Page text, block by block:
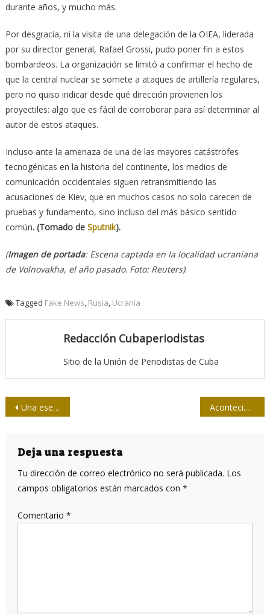
durante años, y mucho más.
Por desgracia, ni la visita de una delegación de la OIEA, liderada
por su director general, Rafael Grossi, pudo poner fin a estos
bombardeos. La organización se limitó a confirmar el hecho de
que la central nuclear se somete a ataques de artillería regulares,
pero no quiso indicar desde qué dirección provienen los
proyectiles: algo que es fácil de corroborar para así determinar al
autor de estos ataques.
Incluso ante la amenaza de una de las mayores catástrofes
tecnogénicas en la historia del continente, los medios de
comunicación occidentales siguen retransmitiendo las
acusaciones de Kiev, que en muchos casos no solo carecen de
pruebas y fundamento, sino incluso del más básico sentido
común. (Tomado de Sputnik).
(Imagen de portada: Escena captada en la localidad ucraniana
de Volnovakha, el año pasado. Foto: Reuters).
Tagged Fake News Rusia Ucrania
Redacción Cubaperiodistas
Sitio de la Unión de Periodistas de Cuba
Navegación
entradas
Una esencial revista caribeña Acontecimientos que sucedieron esta semana que no nos contaron y por qué
Deja una respuesta
Tu dirección de correo electrónico no será publicada. Los
campos obligatorios están marcados con *
Comentario *